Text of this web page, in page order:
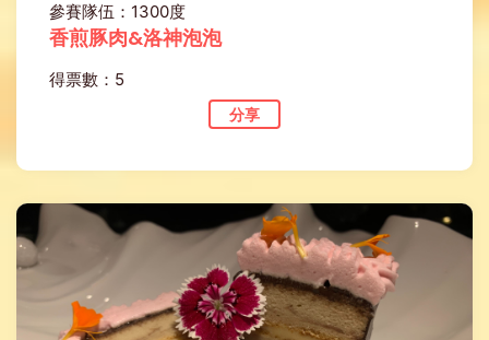
參賽隊伍：1300度
香煎豚肉&洛神泡泡
得票數：5
分享